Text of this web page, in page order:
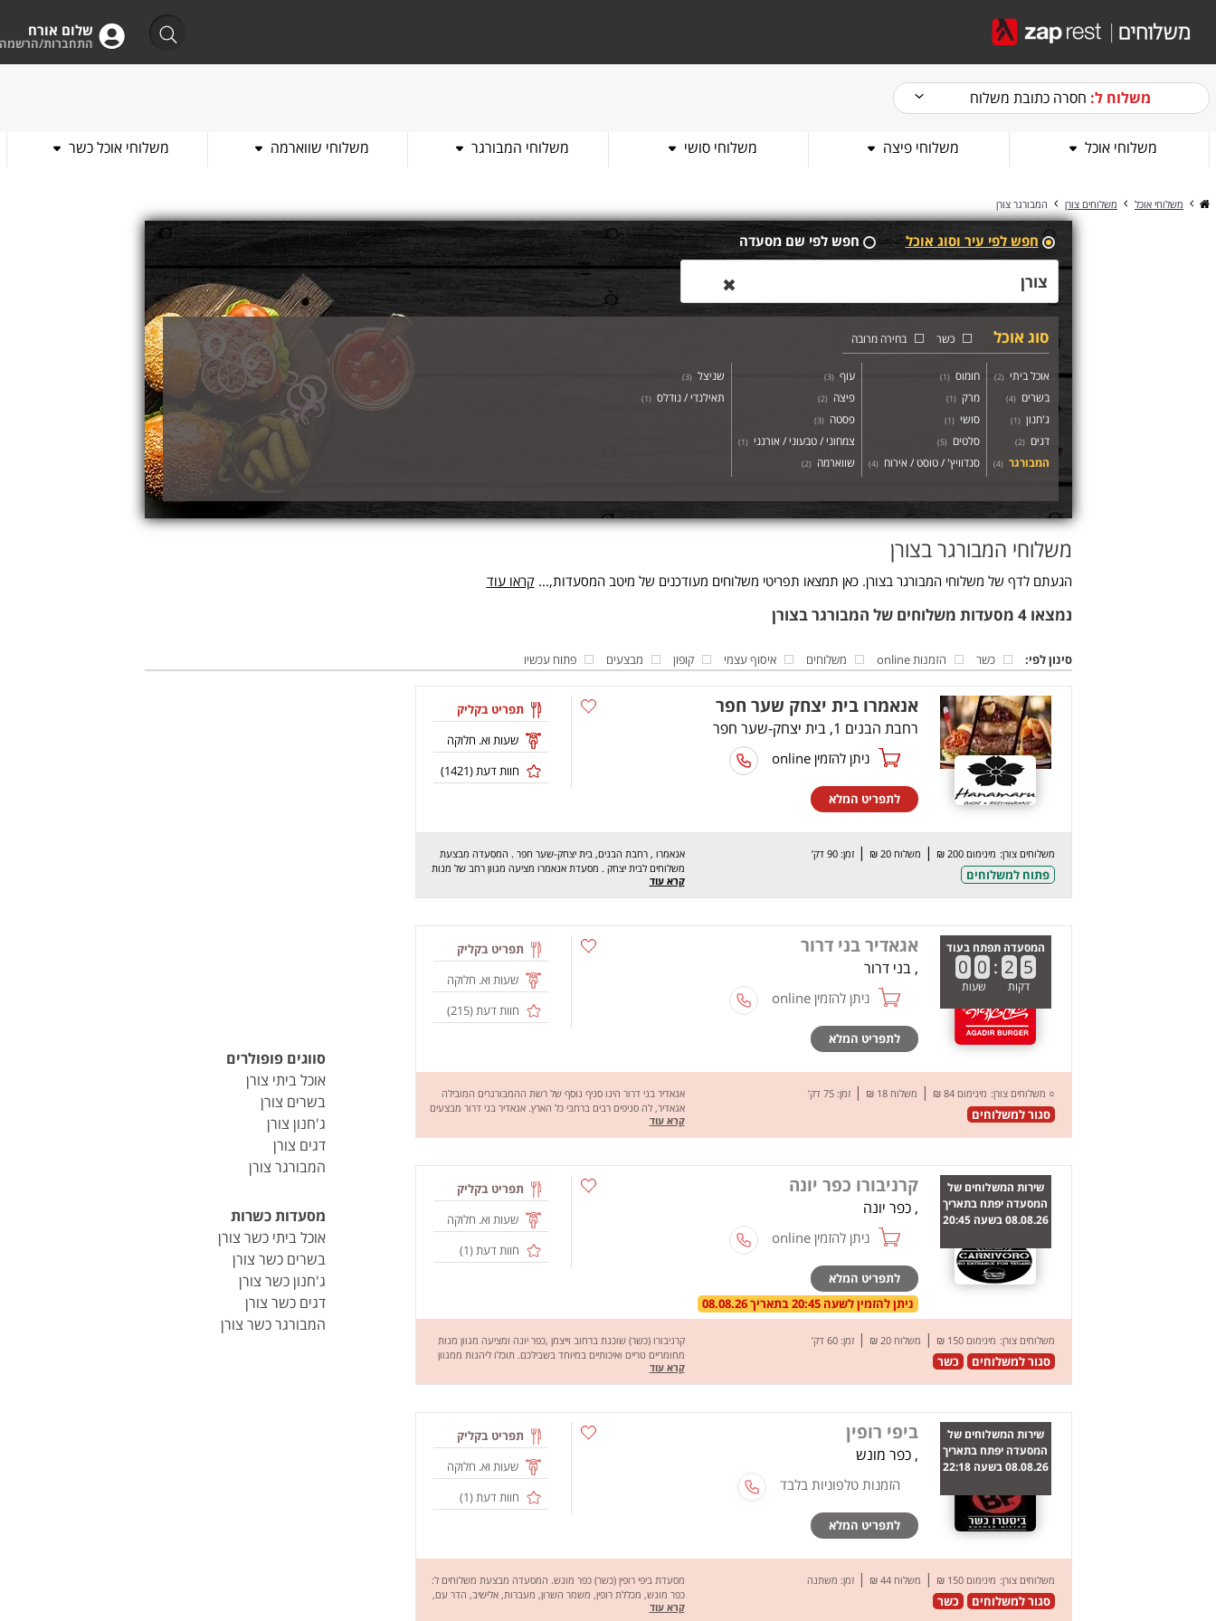
שלום אורח
התחברות/הרשמה
משלוח ל: חסרה כתובת משלוח
משלוחי אוכל משלוחי פיצה משלוחי סושי משלוחי המבורגר משלוחי שווארמה משלוחי אוכל כשר
משלוחי אוכל משלוחים צורן המבורגר צורן
חפש לפי עיר וסוג אוכל חפש לפי שם מסעדה
✖
סוג אוכל כשר בחירה מרובה
אוכל ביתי (
2
)
בשרים (
4
)
ג'חנון (
1
)
דגים (
2
)
המבורגר (
4
)
חומוס (
1
)
מרק (
1
)
סושי (
1
)
סלטים (
5
)
סנדוויץ' / טוסט / אירוח (
4
)
עוף (
3
)
פיצה (
2
)
פסטה (
3
)
צמחוני / טבעוני / אורגני (
1
)
שווארמה (
2
)
שניצל (
3
)
תאילנדי / נודלס (
1
)
משלוחי המבורגר בצורן
הגעתם לדף של משלוחי המבורגר בצורן. כאן תמצאו תפריטי משלוחים מעודכנים של מיטב המסעדות,... קראו עוד
נמצאו 4 מסעדות משלוחים של המבורגר בצורן
סינון לפי: כשר הזמנות online משלוחים איסוף עצמי קופון מבצעים פתוח עכשיו
אנאמרו בית יצחק שער חפר
רחבת הבנים 1, בית יצחק-שער חפר
ניתן להזמין online
לתפריט המלא
תפריט בקליק
שעות וא. חלוקה
חוות דעת (1421
)
משלוחים צורן: מינימום 200 ₪ | משלוח 20 ₪ | זמן: 90 דק’
פתוח למשלוחים
אנאמרו , רחבת הבנים, בית יצחק-שער חפר . המסעדה מבצעת
משלוחים לבית יצחק . מסעדת אנאמרו מציעה מגוון רחב של מנות
טעימות במיוחד כמו :חמוצים יפנים , כרובית איולי ועשבי תיבול
,לינגוויני פירות ים , תאד תאי נודלס ,כבדי עוף ברוטב יין על פירה
קרא עוד
המסעדה תפתח בעוד
0 0 : 2 5
דקות שעות
אגאדיר בני דרור
, בני דרור
ניתן להזמין online
לתפריט המלא
תפריט בקליק
שעות וא. חלוקה
חוות דעת (215
)
○ משלוחים צורן: מינימום 84 ₪ | משלוח 18 ₪ | זמן: 75 דק’
סגור למשלוחים
אגאדיר בני דרור הינו סניף נוסף של רשת ההמבורגרים המובילה
אגאדיר, לה סניפים רבים ברחבי כל הארץ. אגאדיר בני דרור מבצעים
בצהריים ועד 1 בלילה. בין מנות התפריט המבורגרים עם מגוון
עוף ועוד הפתעות. שיהיה בתאבון!
קרא עוד
שירות המשלוחים של
המסעדה יפתח בתאריך
08.08.26 בשעה 20:45
קרניבורו כפר יונה
, כפר יונה
ניתן להזמין online
לתפריט המלא
ניתן להזמין לשעה 20:45 בתאריך 08.08.26
תפריט בקליק
שעות וא. חלוקה
חוות דעת (1
)
משלוחים צורן: מינימום 150 ₪ | משלוח 20 ₪ | זמן: 60 דק’
סגור למשלוחים כשר
קרניבורו (כשר) שוכנת ברחוב וייצמן ,כפר יונה ומציעה מגוון מנות
מחומריים טריים ואיכותיים במיוחד בשבילכם. תוכלו ליהנות ממגוון
מנות כמו: מגוון סוגי המבורגר, תוספות ועוד. קרניבורו מבצעת
משלוחים בכפר יונה והסביבה. מחכים לכם לחוויה מהנה, שיהיה
קרא עוד
שירות המשלוחים של
המסעדה יפתח בתאריך
08.08.26 בשעה 22:18
ביפי רופין
, כפר מונש
הזמנות טלפוניות בלבד
לתפריט המלא
תפריט בקליק
שעות וא. חלוקה
חוות דעת (1
)
משלוחים צורן: מינימום 150 ₪ | משלוח 44 ₪ | זמן: משתנה
סגור למשלוחים כשר
מסעדת ביפי רופין (כשר) כפר מונש. המסעדה מבצעת משלוחים ל:
כפר מונש, מכללת רופין, משמר השרון, מעברות, אלישיב, הדר עם,
נורדיה, כפר חיים, חניאל, כפר ידידיה ועוד. מסעדת ביפי רופין מציעה
קרא עוד
סווגים פופולרים
אוכל ביתי צורן
בשרים צורן
ג'חנון צורן
דגים צורן
המבורגר צורן
מסעדות כשרות
אוכל ביתי כשר צורן
בשרים כשר צורן
ג'חנון כשר צורן
דגים כשר צורן
המבורגר כשר צורן